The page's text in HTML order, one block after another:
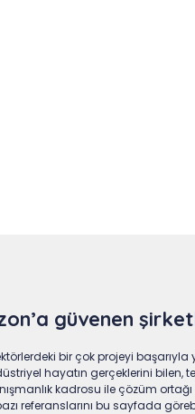
güvenen
bir çok projeyi
hayatın gerçeklerini bilen,
kadrosu ile çözüm
referanslarını bu sayfada